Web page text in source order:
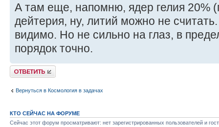
А там еще, напомню, ядер гелия 20%
дейтерия, ну, литий можно не
видимо. Но не сильно на глаз, в
порядок точно.
Ответить
Вернуться в Космология в задачах
КТО СЕЙЧАС НА ФОРУМЕ
Сейчас этот форум просматривают: нет зарегистрированных пользователей и